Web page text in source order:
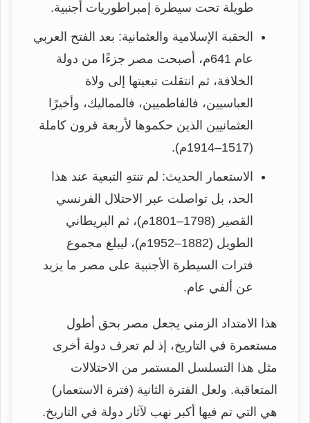
طويلة تحت سيطرة إمبراطوريات أجنبية.
الحقبة الإسلامية والعثمانية: بعد الفتح العربي
عام 641م، أصبحت مصر جزءًا من دولة
الخلافة، ثم انتقلت تبعيتها إلى ولاة
العباسيين، فالفاطميين، فالمماليك، وأخيرًا
العثمانيين الذين حكموها لأربعة قرون كاملة
(1517–1914م).
الاستعمار الحديث: لم تنتهِ التبعية عند هذا
الحد، بل تواصلت عبر الاحتلال الفرنسي
القصير (1798–1801م)، ثم البريطاني
الطويل (1882–1952م)، ليبلغ مجموع
فترات السيطرة الأجنبية على مصر ما يزيد
عن ألفي عام.
هذا الامتداد الزمني يجعل مصر بحق أطول
مستعمرة في التاريخ، إذ لم تعرف دولة أخرى
مثل هذا التسلسل المستمر من الاحتلالات
المتعاقبة. ولعل الفترة الثانية (فترة الاستعمار)
هي التي تم فيها أكبر نهب لآثار دولة في التاريخ.